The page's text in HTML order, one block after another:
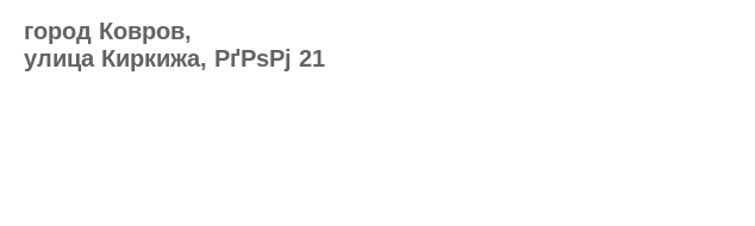
город Ковров,
улица Киркижа, РґРѕРј 21